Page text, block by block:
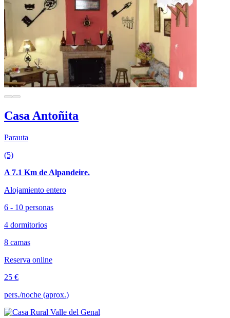
Casa Antoñita
Parauta
(5)
A 7.1 Km de Alpandeire.
Alojamiento entero
6 - 10 personas
4 dormitorios
8 camas
Reserva online
25 €
pers./noche (aprox.)